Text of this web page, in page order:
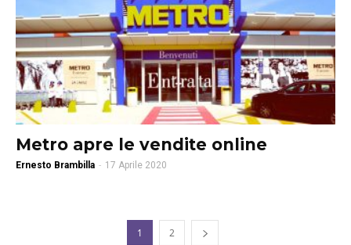
Metro apre le vendite online
Ernesto Brambilla - 17 Aprile 2020
1 2